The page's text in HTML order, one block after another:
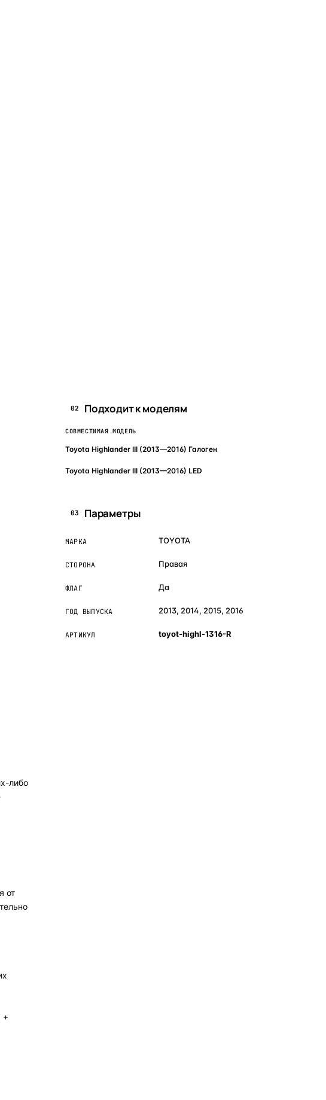
либо
от
+
02 Подходит к моделям
СОВМЕСТИМАЯ МОДЕЛЬ
Toyota Highlander III (2013—2016) Галоген
Toyota Highlander III (2013—2016) LED
03 Параметры
МАРКА TOYOTA
СТОРОНА Правая
ФЛАГ Да
ГОД ВЫПУСКА 2013, 2014, 2015, 2016
АРТИКУЛ toyot-highl-1316-R